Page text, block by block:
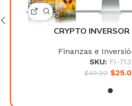
CRYPTO
Finanzas e
SKU: FI-713
$49.99 $